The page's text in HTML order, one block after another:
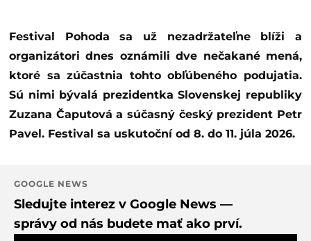
Festival Pohoda sa už nezadržateľne blíži a
organizátori dnes oznámili dve nečakané mená,
ktoré sa zúčastnia tohto obľúbeného podujatia.
Sú nimi bývalá prezidentka Slovenskej republiky
Zuzana Čaputová a súčasný český prezident Petr
Pavel. Festival sa uskutoční od 8. do 11. júla 2026.
GOOGLE NEWS
Sledujte interez v Google News —
správy od nás budete mať ako prví.